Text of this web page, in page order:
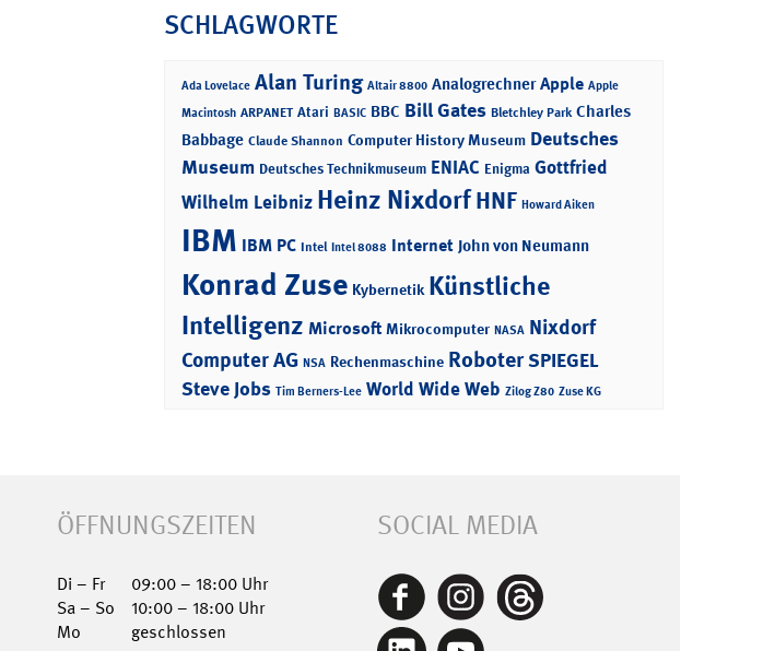
SCHLAGWORTE
Ada Lovelace Alan Turing Altair 8800 Analogrechner Apple Apple
Macintosh ARPANET Atari BASIC BBC Bill Gates Bletchley Park Charles
Babbage Claude Shannon Computer History Museum Deutsches
Museum Deutsches Technikmuseum ENIAC Enigma Gottfried
Wilhelm Leibniz Heinz NixdorfHNF Howard Aiken
IBM IBM PC Intel Intel 8088 Internet John von Neumann
Konrad Zuse Kybernetik Künstliche
Intelligenz Microsoft Mikrocomputer NASA Nixdorf
Computer AG NSA Rechenmaschine RoboterSPIEGEL
Steve Jobs Tim Berners-Lee World Wide Web Zilog Z80 Zuse KG
ÖFFNUNGSZEITEN
Di – Fr
09:00 – 18:00 Uhr
Sa – So
10:00 – 18:00 Uhr
Mo
geschlossen
SOCIAL MEDIA